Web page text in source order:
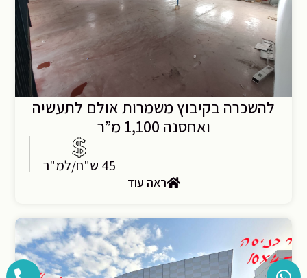
להשכרה בקיבוץ משמרות אולם לתעשיה
ואחסנה 1,100 מ”ר
45 ש"ח/למ"ר
ראה עוד